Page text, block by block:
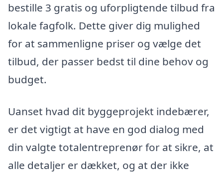
bestille 3 gratis og uforpligtende tilbud fra
lokale fagfolk. Dette giver dig mulighed
for at sammenligne priser og vælge det
tilbud, der passer bedst til dine behov og
budget.
Uanset hvad dit byggeprojekt indebærer,
er det vigtigt at have en god dialog med
din valgte totalentreprenør for at sikre, at
alle detaljer er dækket, og at der ikke